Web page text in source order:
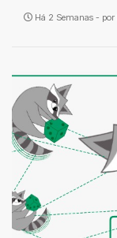
Há 2 Semanas - por